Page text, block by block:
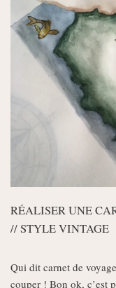
RÉALISER UNE
// STYLE VINTAGE
Qui dit carnet de
couper ! Bon ok, c’est